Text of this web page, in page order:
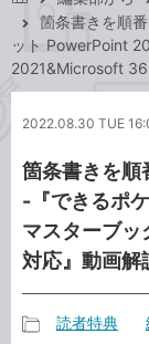
で
き
る
ト
箇条書きを順
ット PowerPoint
2021&Microsoft
2022.08.30 TUE
箇条書きを順
-『できるポ
マスターブ
対応』動画解
読者特典